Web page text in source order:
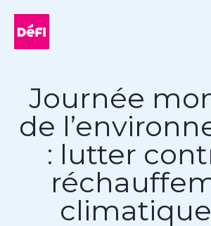
Journée
de
: lutter